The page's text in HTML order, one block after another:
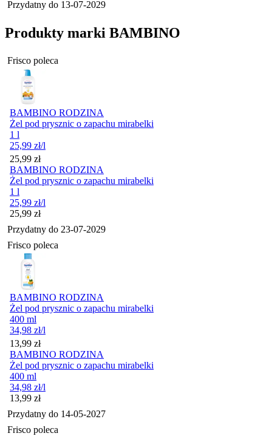
Przydatny do 13-07-2029
Produkty marki BAMBINO
Frisco poleca
BAMBINO RODZINA
Żel pod prysznic o zapachu mirabelki
1 l
25,99 zł/l
Cena
25,99 zł
BAMBINO RODZINA
Żel pod prysznic o zapachu mirabelki
1 l
25,99 zł/l
Cena
25,99 zł
Przydatny do 23-07-2029
Frisco poleca
BAMBINO RODZINA
Żel pod prysznic o zapachu mirabelki
400 ml
34,98 zł/l
Cena
13,99 zł
BAMBINO RODZINA
Żel pod prysznic o zapachu mirabelki
400 ml
34,98 zł/l
Cena
13,99 zł
Przydatny do 14-05-2027
Frisco poleca